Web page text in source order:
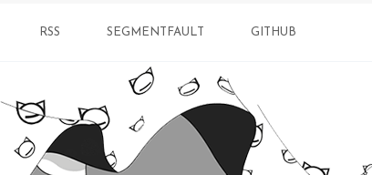
RSS SEGMENTFAULT GITHUB